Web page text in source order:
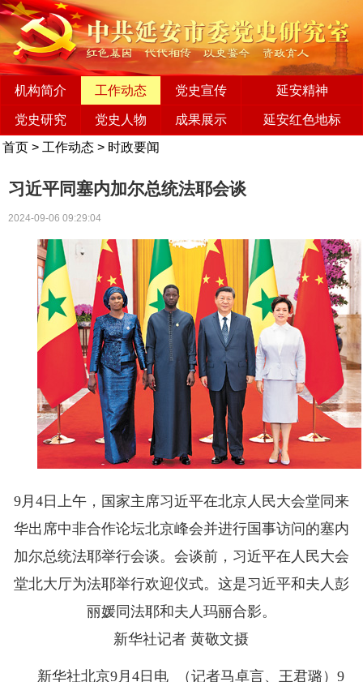
机构简介 工作动态 党史宣传 延安精神
党史研究 党史人物 成果展示
延安红色地标
首页 > 工作动态 > 时政要闻
习近平同塞内加尔总统法耶会谈
2024-09-06 09:29:04
9月4日上午，国家主席习近平在北京人民大会堂同来
华出席中非合作论坛北京峰会并进行国事访问的塞内
加尔总统法耶举行会谈。会谈前，习近平在人民大会
堂北大厅为法耶举行欢迎仪式。这是习近平和夫人彭
丽媛同法耶和夫人玛丽合影。
新华社记者 黄敬文摄
新华社北京9月4日电 （记者马卓言、王君璐）9